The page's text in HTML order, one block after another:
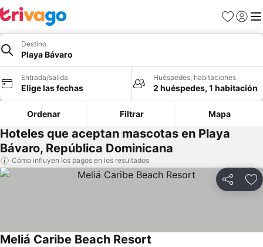
Favoritos
Iniciar
Destino
Playa Bávaro
Entrada/salida
Elige las fechas
Huéspedes, habitaciones
2 huéspedes, 1 habitación
Ordenar Filtrar Mapa
Hoteles que aceptan mascotas en Playa
Bávaro, República Dominicana
Cómo influyen los pagos en los resultados
Compartir
Meliá Caribe Beach Resort